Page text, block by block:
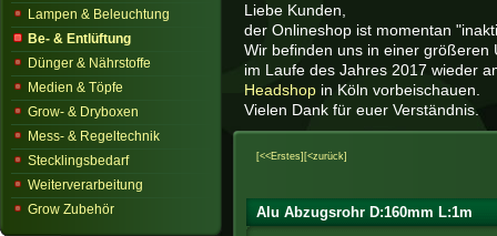
Liebe Kunden,
der Onlineshop ist momentan
Wir befinden uns in einer größeren
im Laufe des Jahres 2017 wieder
Headshop in Köln vorbeischauen.
Vielen Dank für euer Verständnis.
[<<Erstes] [<zurück]
Alu Abzugsrohr D:160mm L:1m
Lampen & Beleuchtung
Be- & Entlüftung
Dünger & Nährstoffe
Medien & Töpfe
Grow- & Dryboxen
Mess- & Regeltechnik
Stecklingsbedarf
Weiterverarbeitung
Grow Zubehör